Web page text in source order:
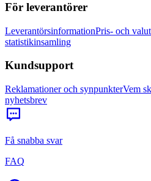
För leverantörer
LeverantörsinformationPris- och
statistikinsamling
Kundsupport
Reklamationer och synpunkterVem
nyhetsbrev
Få snabba svar
FAQ